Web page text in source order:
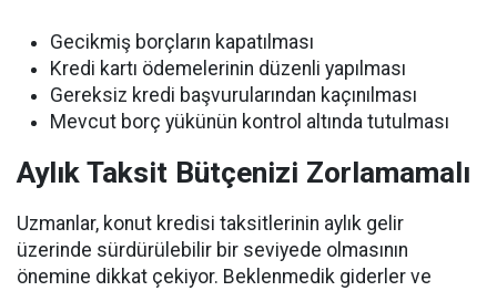
Gecikmiş borçların kapatılması
Kredi kartı ödemelerinin düzenli yapılması
Gereksiz kredi başvurularından kaçınılması
Mevcut borç yükünün kontrol altında tutulması
Aylık Taksit Bütçenizi Zorlamamalı
Uzmanlar, konut kredisi taksitlerinin aylık gelir
üzerinde sürdürülebilir bir seviyede olmasının
önemine dikkat çekiyor. Beklenmedik giderler ve